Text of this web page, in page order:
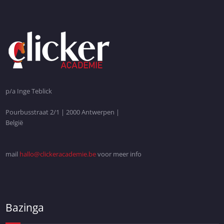
p/a Inge Teblick
Pourbusstraat 2/1 | 2000 Antwerpen |
België
mail hallo@clickeracademie.bevoor meer info
Bazinga